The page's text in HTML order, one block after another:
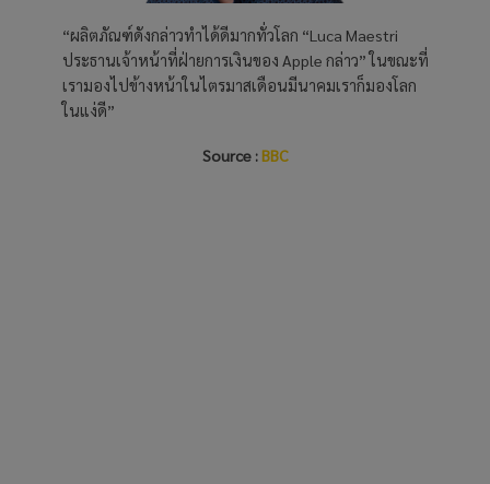
“ผลิตภัณฑ์ดังกล่าวทำได้ดีมากทั่วโลก “Luca Maestri
ประธานเจ้าหน้าที่ฝ่ายการเงินของ Apple กล่าว” ในขณะที่
เรามองไปข้างหน้าในไตรมาสเดือนมีนาคมเราก็มองโลก
ในแง่ดี”
Source :BBC